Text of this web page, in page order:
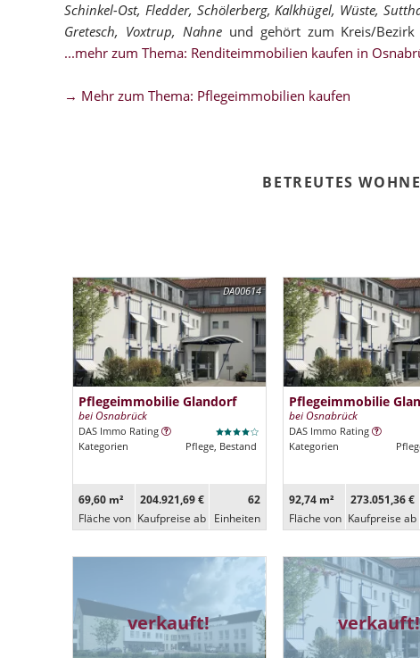
Schinkel-Ost, Fledder, Schölerberg, Kalkhügel, Wüste,
Gretesch, Voxtrup, Nahneund gehört zum Kreis/Bezirk
...mehr zum Thema: Renditeimmobilien kaufen in
→ Mehr zum Thema: Pflegeimmobilien kaufen
BETREUTES
DA00614
Pflegeimmobilie Glandorf
bei Osnabrück
DAS Immo Rating
Kategorien
Pflege, Bestand
69,60 m²
Fläche von
204.921,69 €
Kaufpreise ab
62
Ein­heiten
Pflegeimmobilie
bei Osnabrück
DAS Immo Rating
Kategorien
92,74 m²
Fläche von
273.051,36 €
Kaufpreise ab
verkauft! verkauft!